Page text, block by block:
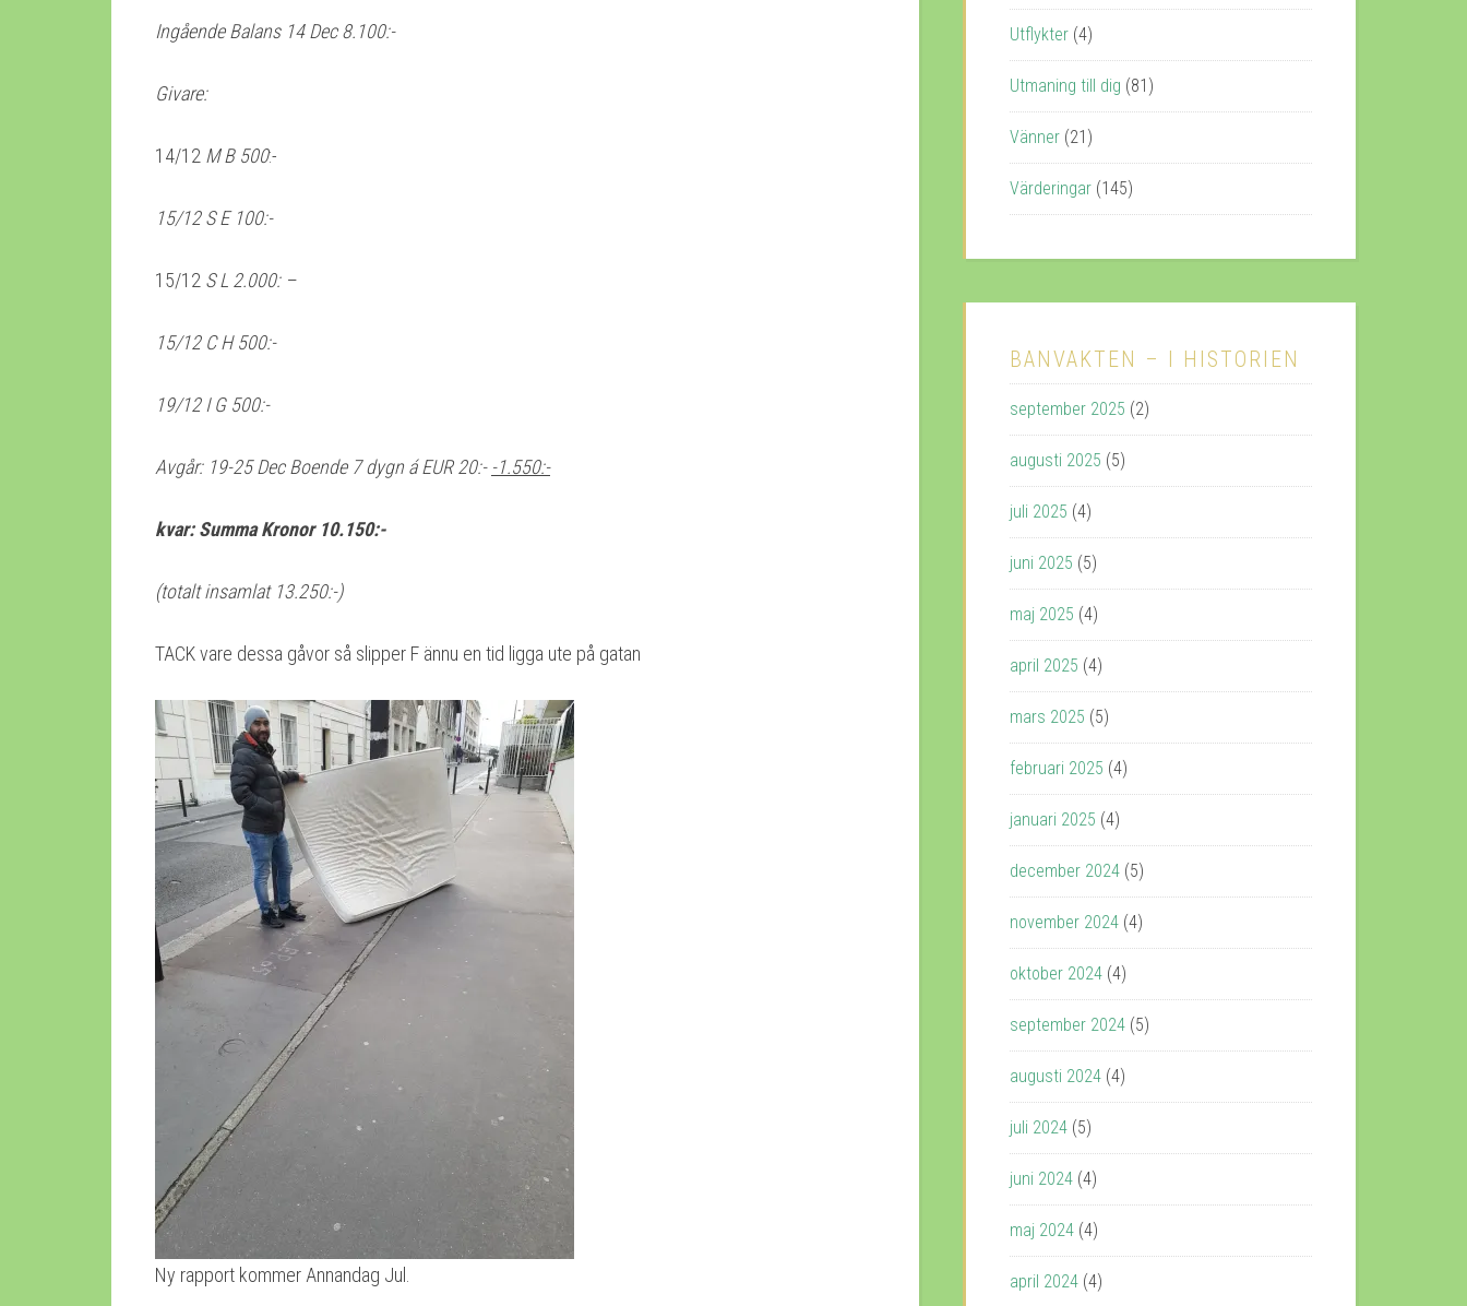
Ingående Balans 14 Dec8.100:-
Givare:
14/12 M B 500:-
15/12 S E 100:-
15/12 S L 2.000: –
15/12 C H 500:-
19/12 I G 500:-
Avgår: 19-25 Dec Boende 7 dygn á EUR 20:- -1.550:-
kvar: Summa Kronor 10.150:-
(totalt insamlat 13.250:-)
TACK vare dessa gåvor så slipper F ännu en tid ligga ute på gatan
Ny rapport kommer Annandag Jul.
Utflykter (4)
Utmaning till dig (81)
Vänner (21)
Värderingar (145)
BANVAKTEN – I HISTORIEN
september 2025 (2)
augusti 2025 (5)
juli 2025 (4)
juni 2025 (5)
maj 2025 (4)
april 2025 (4)
mars 2025 (5)
februari 2025 (4)
januari 2025 (4)
december 2024 (5)
november 2024 (4)
oktober 2024 (4)
september 2024 (5)
augusti 2024 (4)
juli 2024 (5)
juni 2024 (4)
maj 2024 (4)
april 2024 (4)